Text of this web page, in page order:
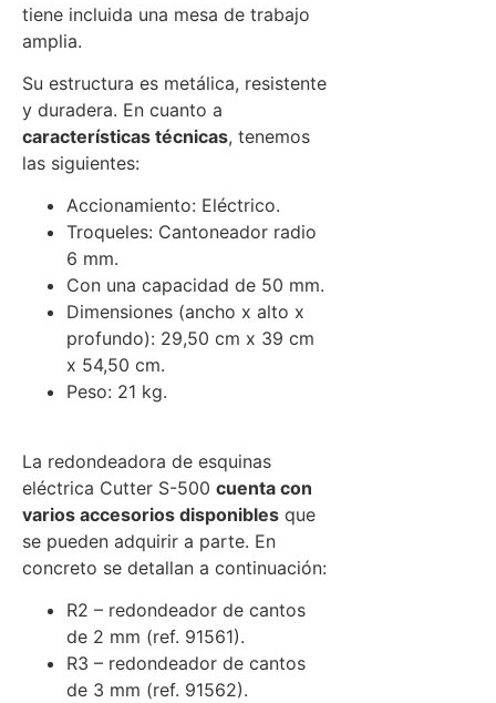
tiene incluida una mesa de trabajo
amplia.
Su estructura es metálica, resistente
y duradera. En cuanto a
características técnicas, tenemos
las siguientes:
Accionamiento: Eléctrico.
Troqueles: Cantoneador radio
6 mm.
Con una capacidad de 50 mm.
Dimensiones (ancho x alto x
profundo): 29,50 cm x 39 cm
x 54,50 cm.
Peso: 21 kg.
La redondeadora de esquinas
eléctrica Cutter S-500 cuenta con
varios accesorios disponibles que
se pueden adquirir a parte. En
concreto se detallan a continuación:
R2 – redondeador de cantos
de 2 mm (ref. 91561).
R3 – redondeador de cantos
de 3 mm (ref. 91562).